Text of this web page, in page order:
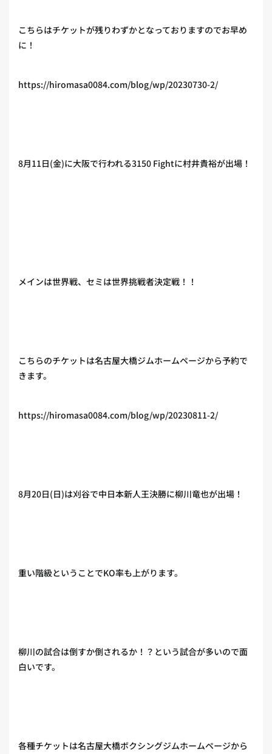
こちらはチケットが残りわずかとなっておりますのでお早め
に！
https://hiromasa0084.com/blog/wp/20230730-2/
8月11日(金)に大阪で行われる3150 Fightに村井貴裕が出場！
メインは世界戦、セミは世界挑戦者決定戦！！
こちらのチケットは名古屋大橋ジムホームページから予約で
きます。
https://hiromasa0084.com/blog/wp/20230811-2/
8月20日(日)は刈谷で中日本新人王決勝に柳川竜也が出場！
重い階級ということでKO率も上がります。
柳川の試合は倒すか倒されるか！？という試合が多いので面
白いです。
各種チケットは名古屋大橋ボクシングジムホームページから